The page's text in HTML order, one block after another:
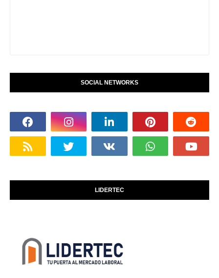
SOCIAL NETWORKS
LIDERTEC